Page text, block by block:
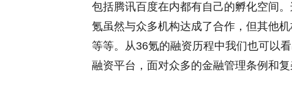
包括腾讯百度在内都有自己的孵化空间
氪虽然与众多机构达成了合作，但其他
等等。从36氪的融资历程中我们也可以
融资平台，面对众多的金融管理条例和